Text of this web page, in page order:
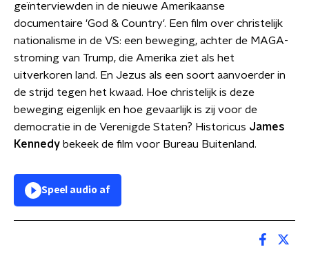
geïnterviewden in de nieuwe Amerikaanse
documentaire 'God & Country'. Een film over christelijk
nationalisme in de VS: een beweging, achter de MAGA-
stroming van Trump, die Amerika ziet als het
uitverkoren land. En Jezus als een soort aanvoerder in
de strijd tegen het kwaad. Hoe christelijk is deze
beweging eigenlijk en hoe gevaarlijk is zij voor de
democratie in de Verenigde Staten? Historicus James
Kennedy bekeek de film voor Bureau Buitenland.
Speel audio af